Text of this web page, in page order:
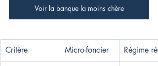
Voir la banque la moins chère
Critère Micro-foncier Régime réel